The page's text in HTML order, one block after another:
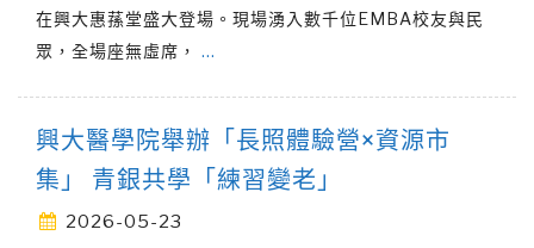
在興大惠蓀堂盛大登場。現場湧入數千位EMBA校友與民
眾，全場座無虛席， …
興大醫學院舉辦「長照體驗營×資源市
集」 青銀共學「練習變老」
2026-05-23